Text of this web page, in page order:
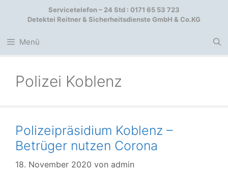
Servicetelefon – 24 Std : 0171 65 53 723
Detektei Reitner & Sicherheitsdienste GmbH & Co.KG
Menü
Polizei Koblenz
Polizeipräsidium Koblenz –
Betrüger nutzen Corona
18. November 2020 von admin